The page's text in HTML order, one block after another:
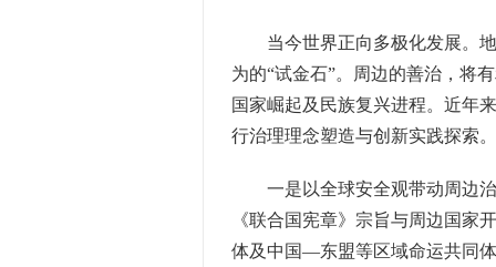
当今世界正向多极化发展。地
为的“试金石”。周边的善治，将
国家崛起及民族复兴进程。近年
行治理理念塑造与创新实践探索。
一是以全球安全观带动周边治
《联合国宪章》宗旨与周边国家
体及中国—东盟等区域命运共同